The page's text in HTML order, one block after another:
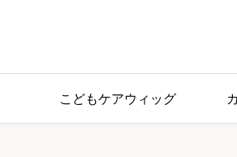
こどもケアウィッグ